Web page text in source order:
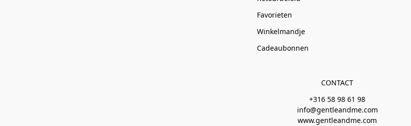
Favorieten
Winkelmandje
Cadeaubonnen
CONTACT
+316 58 98 61 98
info@gentleandme.com
www.gentleandme.com